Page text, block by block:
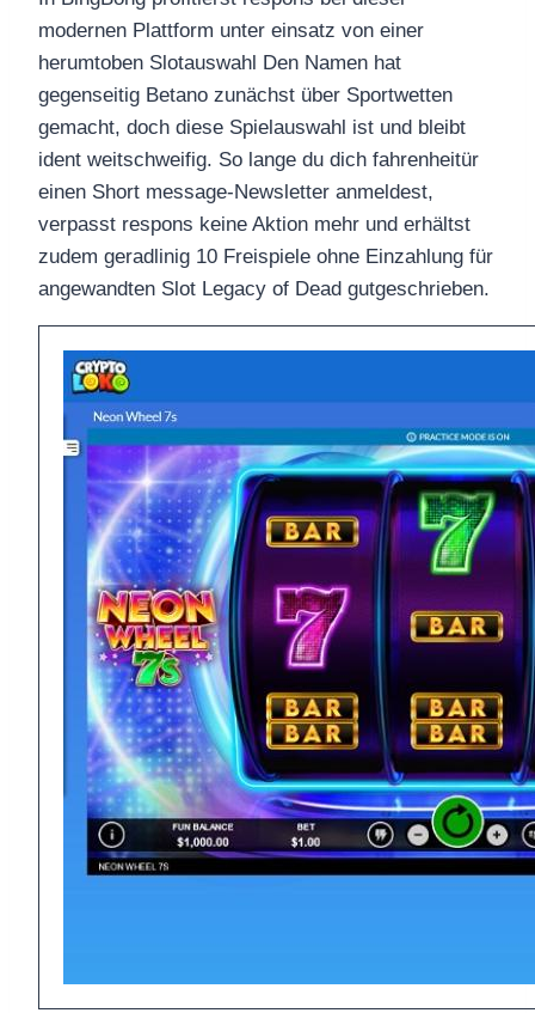
modernen Plattform unter einsatz von einer
herumtoben Slotauswahl Den Namen hat
gegenseitig Betano zunächst über Sportwetten
gemacht, doch diese Spielauswahl ist und bleibt
ident weitschweifig. So lange du dich fahrenheitür
einen Short message-Newsletter anmeldest,
verpasst respons keine Aktion mehr und erhältst
zudem geradlinig 10 Freispiele ohne Einzahlung für
angewandten Slot Legacy of Dead gutgeschrieben.